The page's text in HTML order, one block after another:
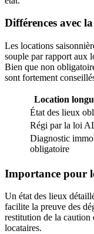
Différences avec
Les locations
souple par rapport aux
Bien que non
sont fortement
Location
État des lieux
Régi par la loi
Diagnostic
obligatoire
Importance pour
Un état des lieux
facilite la preuve des
restitution de la caution
locataires.